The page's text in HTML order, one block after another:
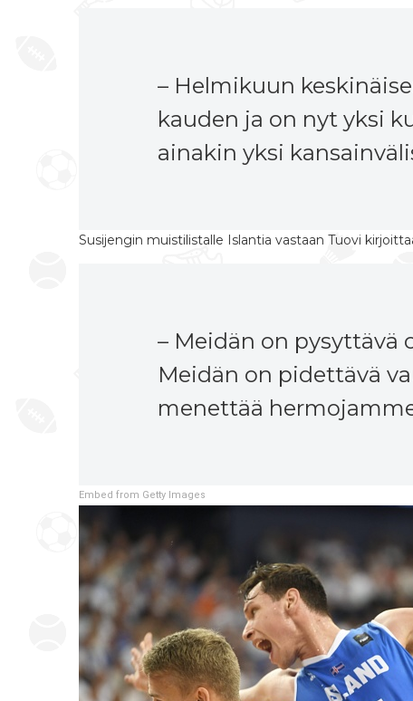
– Helmikuun
kauden ja on nyt yksi
ainakin yksi
Susijengin muistilistalle Islantia vastaan Tuovi
– Meidän on pysyttävä
Meidän on pidettävä
menettää
Embed from Getty Images